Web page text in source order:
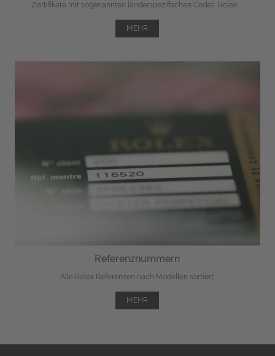
Zertifikate mit sogenannten länderspezifischen Codes. Rolex ...
MEHR
Referenznummern
Alle Rolex Referenzen nach Modellen sortiert.
MEHR